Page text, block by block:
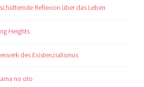
Reflexion über das Leben
Heights
des Existenzialismus
no oto